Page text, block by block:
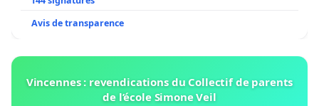
Occident. Le climat est plus que malsain, il devient
carrément dangereux. Vous stigmatisez des gens
de votre ignoble gâchis sanitaire. Il est révoltant de
Avis de transparence
Vincennes : revendications du Collectif de parents
de l’école Simone Veil